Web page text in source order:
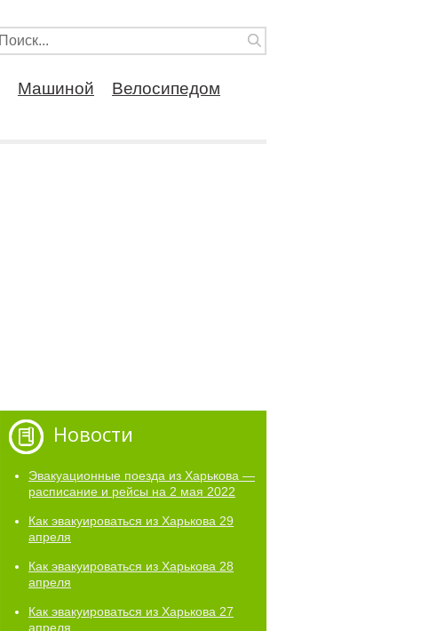
Машиной
Велосипедом
Новости
Эвакуационные поезда из Харькова —
расписание и рейсы на 2 мая 2022
Как эвакуироваться из Харькова 29
апреля
Как эвакуироваться из Харькова 28
апреля
Как эвакуироваться из Харькова 27
апреля